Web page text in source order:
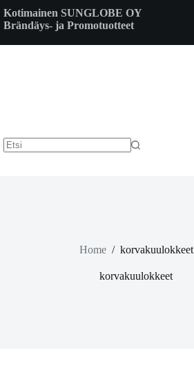
to
content
Kotimainen SUNGLOBE OY
Brändäys- ja Promotuotteet
Home / korvakuulokkeet
korvakuulokkeet